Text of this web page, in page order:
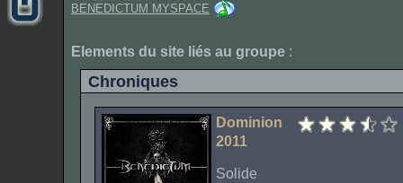
BENEDICTUM MYSPACE
Elements du site liés au groupe :
Chroniques
Dominion
2011
Solide